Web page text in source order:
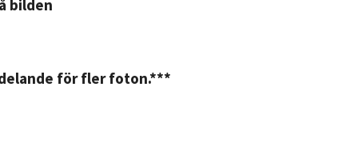
bilden
för fler foton.***